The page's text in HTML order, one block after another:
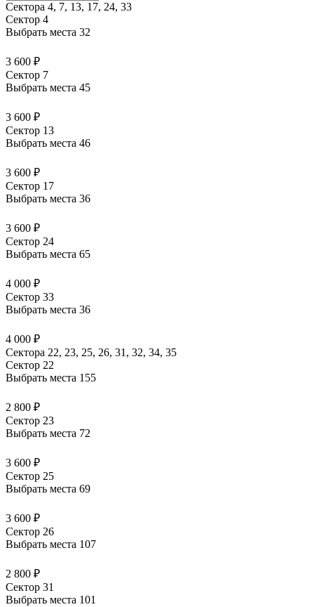
Сектора 4, 7, 13, 17, 24, 33
Сектор 4
Выбрать места 32
3 600 ₽
Сектор 7
Выбрать места 45
3 600 ₽
Сектор 13
Выбрать места 46
3 600 ₽
Сектор 17
Выбрать места 36
3 600 ₽
Сектор 24
Выбрать места 65
4 000 ₽
Сектор 33
Выбрать места 36
4 000 ₽
Сектора 22, 23, 25, 26, 31, 32, 34, 35
Сектор 22
Выбрать места 155
2 800 ₽
Сектор 23
Выбрать места 72
3 600 ₽
Сектор 25
Выбрать места 69
3 600 ₽
Сектор 26
Выбрать места 107
2 800 ₽
Сектор 31
Выбрать места 101